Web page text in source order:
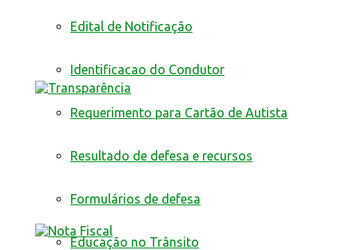
Edital de Notificação
Identificacao do Condutor
Requerimento para Cartão de Autista
Resultado de defesa e recursos
Formulários de defesa
Educação no Trânsito